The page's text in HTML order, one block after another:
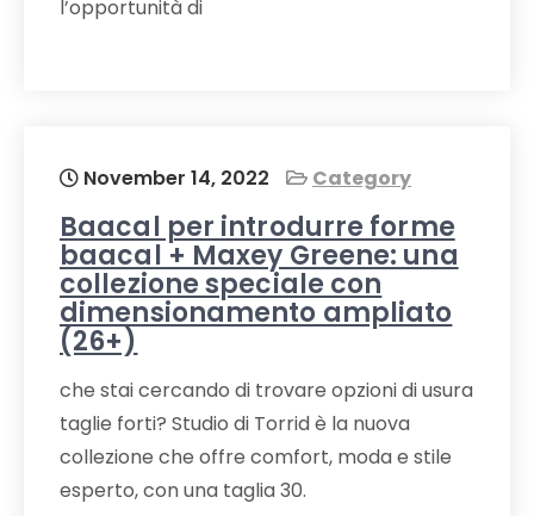
l’opportunità di
November 14, 2022 Category
Baacal per introdurre forme
baacal + Maxey Greene: una
collezione speciale con
dimensionamento ampliato
(26+)
che stai cercando di trovare opzioni di usura
taglie forti? Studio di Torrid è la nuova
collezione che offre comfort, moda e stile
esperto, con una taglia 30.